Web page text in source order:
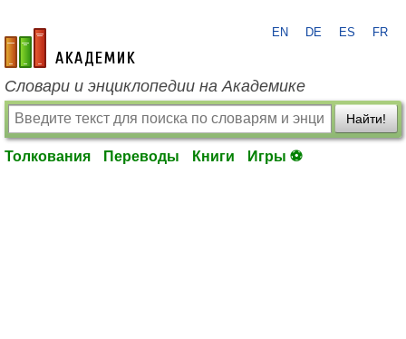
academic.ru
EN DE ES FR
Словари и энциклопедии на Академике
Найти!
Толкования Переводы Книги Игры ⚽